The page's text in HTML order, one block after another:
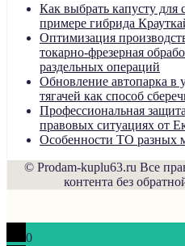
Как выбрать капусту для
примере гибрида
Оптимизация
токарно-фрезерная
раздельных операций
Обновление автопарка в
тягачей как способ
Профессиональная
правовых ситуациях от
Особенности ТО разных
© Prodam-kuplu63.ru Все
контента без
0